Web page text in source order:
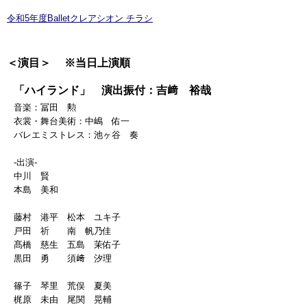
令和5年度Balletクレアシオン チラシ
＜演目＞ ※当日上演順
「ハイランド」 演出振付：吉﨑 裕哉
音楽：冨田 勲
衣裳・舞台美術：中嶋 佑一
バレエミストレス：池ヶ谷 奏
-出演-
中川 賢
本島 美和
藤村 港平 松本 ユキ子
戸田 祈 南 帆乃佳
髙橋 慈生 五島 茉佑子
黒田 勇 須﨑 汐理
篠子 琴里 荒俣 夏美
梶原 未由 尾関 晃輔